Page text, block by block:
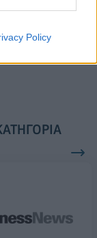
Policyάνοιξε τις